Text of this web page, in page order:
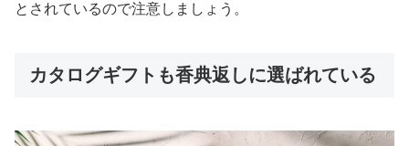
とされているので注意しましょう。
カタログギフトも香典返しに選ばれている